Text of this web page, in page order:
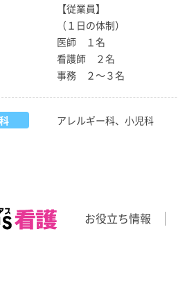
【従業員】
（１日の体制）
医師 １名
看護師 ２名
事務 ２～３名
アレルギー科、小児科
お役立ち情報